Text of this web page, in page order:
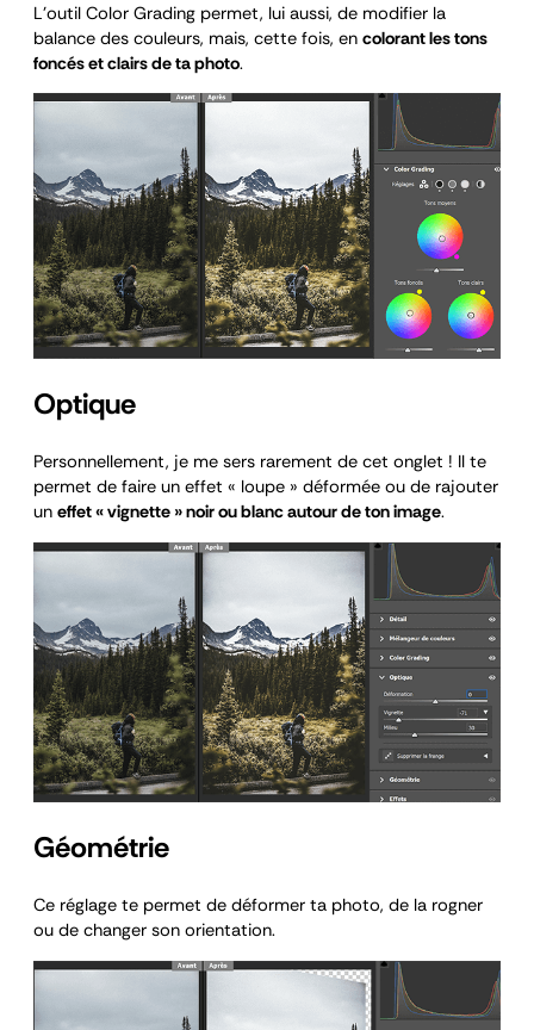
L’outil Color Grading permet, lui aussi, de modifier la
balance des couleurs, mais, cette fois, en colorant les tons
foncés et clairs de ta photo.
Optique
Personnellement, je me sers rarement de cet onglet ! Il te
permet de faire un effet « loupe » déformée ou de rajouter
un effet « vignette » noir ou blanc autour de ton image.
Géométrie
Ce réglage te permet de déformer ta photo, de la rogner
ou de changer son orientation.